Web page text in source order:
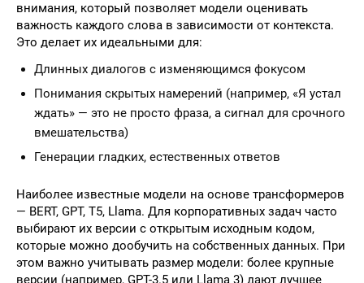
внимания, который позволяет модели оценивать
важность каждого слова в зависимости от контекста.
Это делает их идеальными для:
Длинных диалогов с изменяющимся фокусом
Понимания скрытых намерений (например, «Я устал
ждать» — это не просто фраза, а сигнал для срочного
вмешательства)
Генерации гладких, естественных ответов
Наиболее известные модели на основе трансформеров
— BERT, GPT, T5, Llama. Для корпоративных задач часто
выбирают их версии с открытым исходным кодом,
которые можно дообучить на собственных данных. При
этом важно учитывать размер модели: более крупные
версии (например, GPT-3.5 или Llama 3) дают лучшее